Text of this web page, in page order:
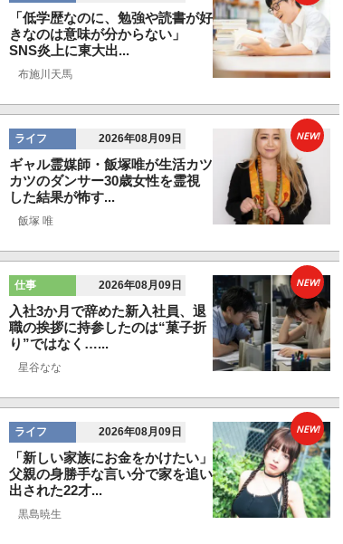
「低学歴なのに、勉強や読書が好
きなのは意味が分からない」
SNS炎上に東大出...
布施川天馬
ライフ 2026年08月09日
ギャル霊媒師・飯塚唯が生活カツ
カツのダンサー30歳女性を霊視
した結果が怖す...
飯塚 唯
NEW!
仕事 2026年08月09日
入社3か月で辞めた新入社員、退
職の挨拶に持参したのは“菓子折
り”ではなく…...
星谷なな
NEW!
ライフ 2026年08月09日
「新しい家族にお金をかけたい」
父親の身勝手な言い分で家を追い
出された22才...
黒島暁生
NEW!